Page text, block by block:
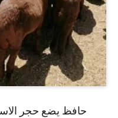
حافظ يضع حجر